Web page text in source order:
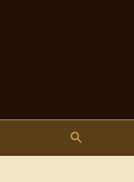
Pesquisar